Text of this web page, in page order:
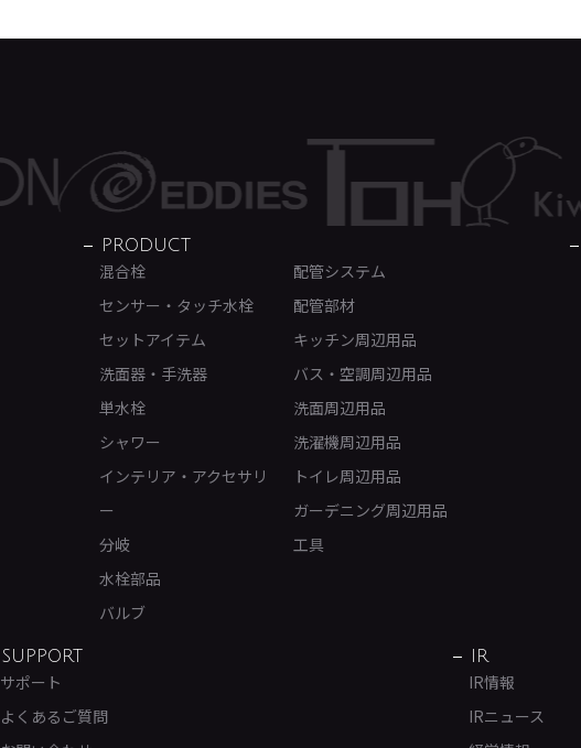
PRODUCT
混合栓
センサー・タッチ水栓
セットアイテム
洗面器・手洗器
単水栓
シャワー
インテリア・アクセサリ
ー
分岐
水栓部品
バルブ
配管システム
配管部材
キッチン周辺用品
バス・空調周辺用品
洗面周辺用品
洗濯機周辺用品
トイレ周辺用品
ガーデニング周辺用品
工具
SUPPORT
サポート
よくあるご質問
IR
IR情報
IRニュース